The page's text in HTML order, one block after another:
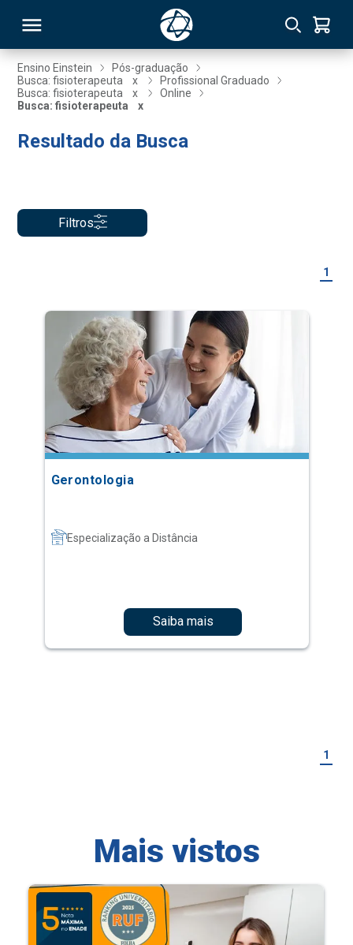
Ensino Einstein
Pós-graduação
Busca: fisioterapeuta
x
Profissional Graduado
Busca: fisioterapeuta
x
Online
Busca: fisioterapeuta
x
Resultado da Busca
Filtros
1
Gerontologia
Especialização a Distância
Saiba mais
1
Mais vistos